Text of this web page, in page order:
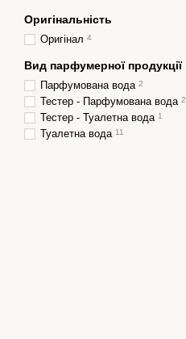
Оригінальність
Оригінал 4
Вид парфумерної продукції
Парфумована вода 2
Тестер - Парфумована вода 2
Тестер - Туалетна вода 1
Туалетна вода 11